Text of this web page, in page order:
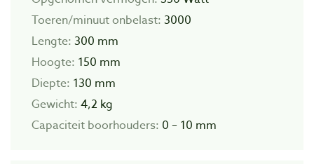
Toeren/minuut onbelast: 3000
Lengte: 300 mm
Hoogte: 150 mm
Diepte: 130 mm
Gewicht: 4,2 kg
Capaciteit boorhouders: 0 – 10 mm